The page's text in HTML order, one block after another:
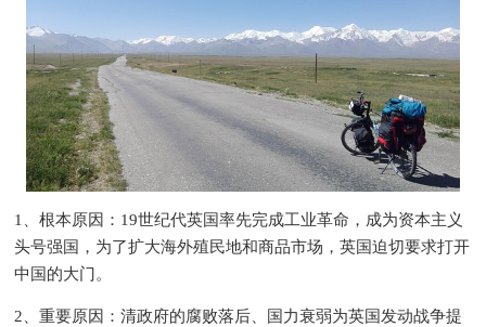
1、根本原因：19世纪代英国率先完成工业革命，成为资本主义
头号强国，为了扩大海外殖民地和商品市场，英国迫切要求打开
中国的大门。
2、重要原因：清政府的腐败落后、国力衰弱为英国发动战争提